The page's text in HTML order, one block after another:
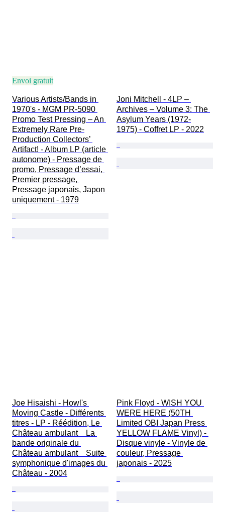
Envoi gratuit
Various Artists/Bands in
1970's - MGM PR-5090
Promo Test Pressing – An
Extremely Rare Pre-
Production Collectors’
Artifact! - Album LP (article
autonome) - Pressage de
promo, Pressage d’essai,
Premier pressage,
Pressage japonais, Japon
uniquement - 1979
Joni Mitchell - 4LP –
Archives – Volume 3: The
Asylum Years (1972-
1975) - Coffret LP - 2022
Joe Hisaishi - Howl's
Moving Castle - Différents
titres - LP - Réédition, Le
Château ambulant　La
bande originale du
Château ambulant　Suite
symphonique d'images du
Château - 2004
Pink Floyd - WISH YOU
WERE HERE (50TH
Limited OBI Japan Press
YELLOW FLAME Vinyl) -
Disque vinyle - Vinyle de
couleur, Pressage
japonais - 2025